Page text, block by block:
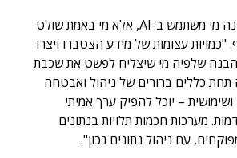
"השאלה האמיתית אינה מי משתמש ב-AI, אלא מי באמת שולט
"כמויות עצומות של מידע הצטברו ויצרו
שלפיה מי שיצליח לפשט את שכבת
תחת כללים ברורים של ניהול ואבטחה
– יוכל להפיק ערך אמיתי
מערכות חכמות תלויות בנתונים
עם ניהול נתונים נכון".